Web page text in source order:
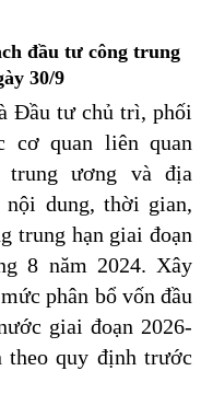
đầu tư công trung
30/9
Đầu tư chủ trì, phối
cơ quan liên quan
trung ương và địa
nội dung, thời gian,
trung hạn giai đoạn
8 năm 2024. Xây
phân bổ vốn đầu
giai đoạn 2026-
theo quy định trước